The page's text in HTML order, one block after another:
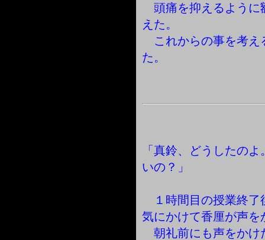
頭痛を抑えるように
えた。
これからの事を考え
た。
「真鈴、どうしたの
いの？」
１時間目の授業終了
気にかけて香厘が声を
朝礼前にも声をかけ